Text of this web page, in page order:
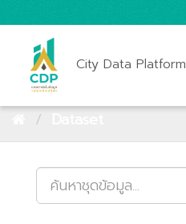
City Data Platform